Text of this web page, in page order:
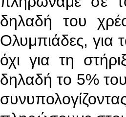
δηλαδή του
Ολυμπιάδες, για
όχι για τη
δηλαδή το 5%